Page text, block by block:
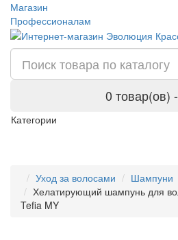
Магазин
Профессионалам
0 товар(ов)
Категории
Уход за волосами
Шампуни
Хелатирующий шампунь для
Tefia MY